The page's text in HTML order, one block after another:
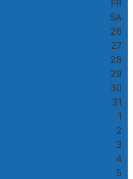
FR
SA
26
27
28
29
30
31
1
2
3
4
5